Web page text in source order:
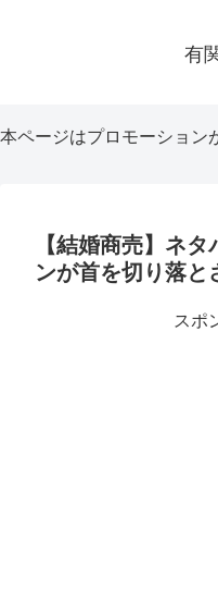
有
本ページはプロモーション
【結婚商売】ネ
ンが首を切り落と
スポ